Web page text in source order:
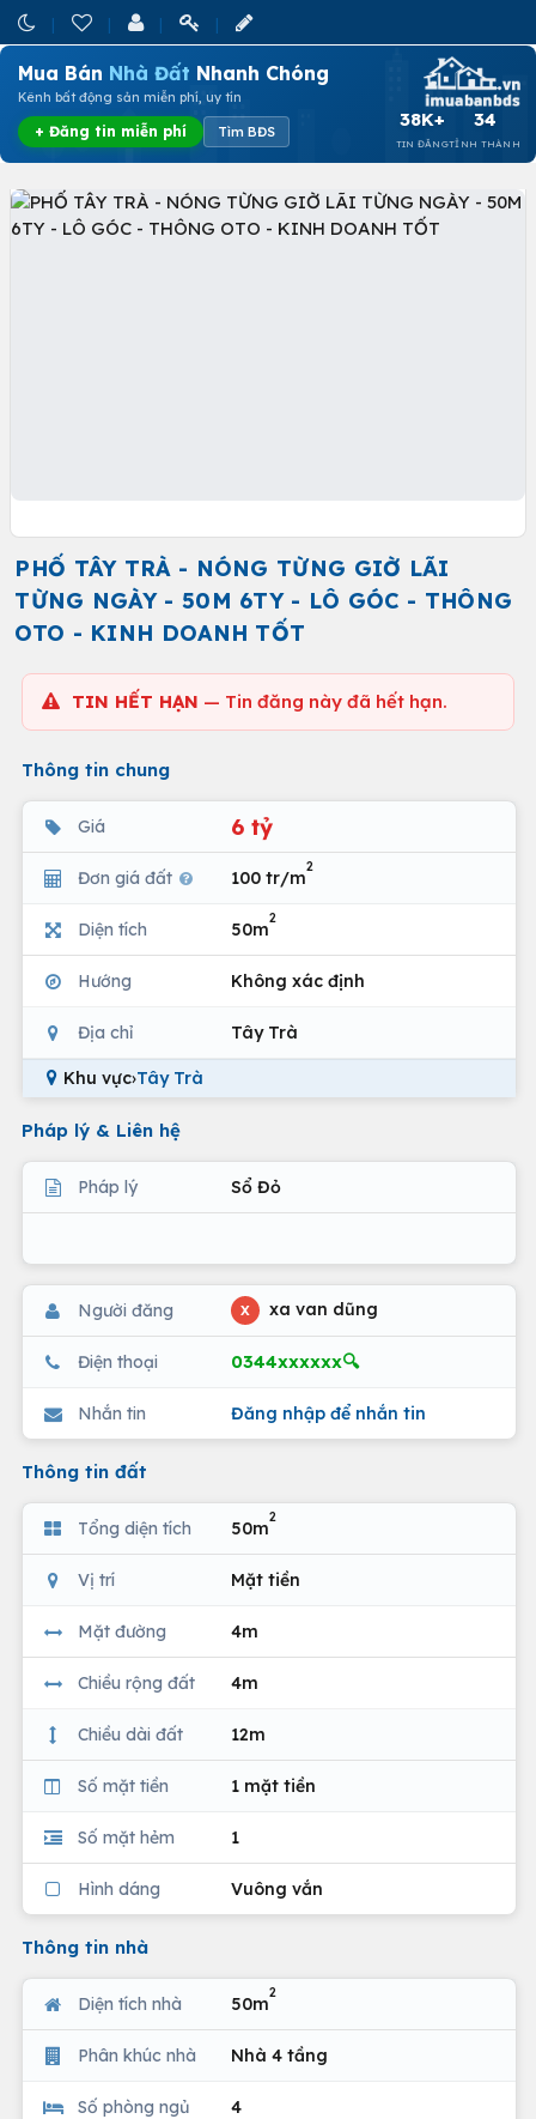
Mua Bán Nhà Đất Nhanh Chóng
Kênh bất động sản miễn phí, uy tín
+ Đăng tin miễn phí Tìm BĐS
38K+
TIN ĐĂNG
34
TỈNH THÀNH
PHỐ TÂY TRÀ - NÓNG TỪNG GIỜ LÃI
TỪNG NGÀY - 50M 6TY - LÔ GÓC - THÔNG
OTO - KINH DOANH TỐT
TIN HẾT HẠN — Tin đăng này đã hết hạn.
Thông tin chung
Giá 6 tỷ
Đơn giá đất 100 tr/m
2
Diện tích 50m
2
Hướng Không xác định
Địa chỉ Tây Trà
Khu vực›Tây Trà
Pháp lý & Liên hệ
Pháp lý Sổ Đỏ
Người đăng X xa van dũng
Điện thoại 0344xxxxxx🔍
Nhắn tin Đăng nhập để nhắn tin
Thông tin đất
Tổng diện tích 50m
2
Vị trí Mặt tiền
Mặt đường 4m
Chiều rộng đất 4m
Chiều dài đất 12m
Số mặt tiền 1 mặt tiền
Số mặt hẻm 1
Hình dáng Vuông vắn
Thông tin nhà
Diện tích nhà 50m
2
Phân khúc nhà Nhà 4 tầng
Số phòng ngủ 4